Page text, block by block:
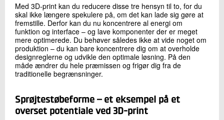
Med 3D-print kan du reducere disse tre hensyn til to, for du
skal ikke længere spekulere på, om det kan lade sig gøre at
fremstille. Derfor kan du nu koncentrere al energi om
funktion og interface – og lave komponenter der er meget
mere optimerede. Du behøver således ikke at vide noget om
produktion – du kan bare koncentrere dig om at overholde
designreglerne og udvikle den optimale løsning. På den
måde ændrer du hele præmissen og frigør dig fra de
traditionelle begrænsninger.
Sprøjtestøbeforme – et eksempel på et
overset potentiale ved 3D-print